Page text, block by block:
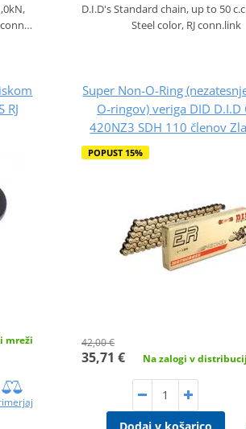
conn…
D.I.D's Standard chain, up to 50
Steel color, RJ conn.link
RJ
mreži
Super Non-O-Ring
O-ringov) veriga DID D.I.D
420NZ3 SDH 110 členov
POPUST 15%
42,00 €
35,71 € Na zalogi v
Dodaj v košarico